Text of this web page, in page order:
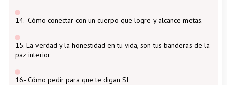
14.- Cómo conectar con un cuerpo que logre y alcance metas.
15. La verdad y la honestidad en tu vida, son tus banderas de la
paz interior
16.- Cómo pedir para que te digan SI